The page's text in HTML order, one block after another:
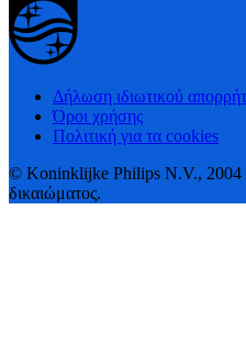
Δήλωση ιδιωτικού
Όροι χρήσης
Πολιτική για τα cookies
© Koninklijke Philips N.V., 2004
δικαιώματος.